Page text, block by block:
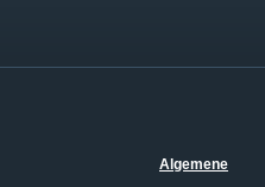
by Nancy Algemene